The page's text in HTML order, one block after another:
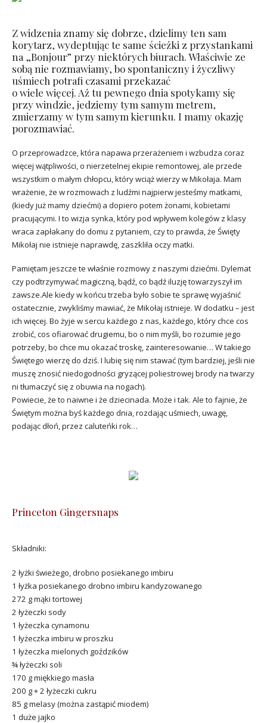
Z widzenia znamy się dobrze, dzielimy ten sam
korytarz, wydeptując te same ścieżki z przystankami
na „Bonjour” przy niektórych biurach. Właściwie ze
sobą nie rozmawiamy, bo spontaniczny i życzliwy
uśmiech potrafi czasami przekazać
o wiele więcej. Aż tu pewnego dnia spotykamy się
przy windzie, jedziemy tym samym metrem,
zmierzamy w tym samym kierunku. I mamy okazję
porozmawiać.
O przeprowadzce, która napawa przerażeniem i wzbudza coraz
więcej wątpliwości, o nierzetelnej ekipie remontowej, ale przede
wszystkim o małym chłopcu, który wciąż wierzy w Mikołaja. Mam
wrażenie, że w rozmowach z ludźmi najpierw jesteśmy matkami,
(kiedy już mamy dziećmi) a dopiero potem żonami, kobietami
pracującymi. I to wizja synka, który pod wpływem kolegów z klasy
wraca zapłakany do domu z pytaniem, czy to prawda, że Święty
Mikołaj nie istnieje naprawdę, zaszkliła oczy matki.
Pamiętam jeszcze te właśnie rozmowy z naszymi dziećmi. Dylemat
czy podtrzymywać magiczną, bądź, co bądź iluzję towarzyszył im
zawsze.Ale kiedy w końcu trzeba było sobie te sprawę wyjaśnić
ostatecznie, zwykliśmy mawiać, że Mikołaj istnieje. W dodatku – jest
ich więcej. Bo żyje w sercu każdego z nas, każdego, który chce cos
zrobić, cos ofiarować drugiemu, bo o nim myśli, bo rozumie jego
potrzeby, bo chce mu okazać troskę, zainteresowanie… W takiego
Świętego wierzę do dziś. I lubię się nim stawać (tym bardziej, jeśli nie
muszę znosić niedogodności gryzącej poliestrowej brody na twarzy
ni tłumaczyć się z obuwia na nogach).
Powiecie, że to naiwne i że dziecinada. Może i tak. Ale to fajnie, że
Świętym można byś każdego dnia, rozdając uśmiech, uwagę,
podając dłoń, przez caluteńki rok…
Princeton Gingersnaps
Składniki:
2 łyżki świeżego, drobno posiekanego imbiru
1 łyżka posiekanego drobno imbiru kandyzowanego
272 g mąki tortowej
2 łyżeczki sody
1 łyżeczka cynamonu
1 łyżeczka imbiru w proszku
1 łyżeczka mielonych goździków
¾ łyżeczki soli
170 g miękkiego masła
200 g + 2 łyżeczki cukru
85 g melasy (można zastąpić miodem)
1 duże jajko